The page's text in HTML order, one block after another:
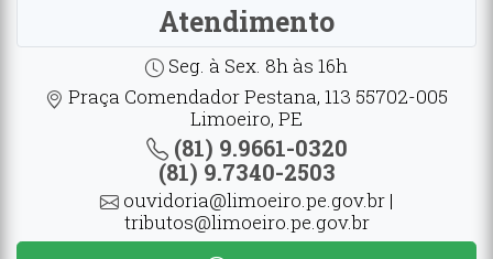
Atendimento
Seg. à Sex. 8h às 16h
Praça Comendador Pestana, 113 55702-005
Limoeiro, PE
(81) 9.9661-0320
(81) 9.7340-2503
ouvidoria@limoeiro.pe.gov.br |
tributos@limoeiro.pe.gov.br